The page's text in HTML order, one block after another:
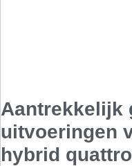
Aantrekkelijk
uitvoeringen
hybrid quattro